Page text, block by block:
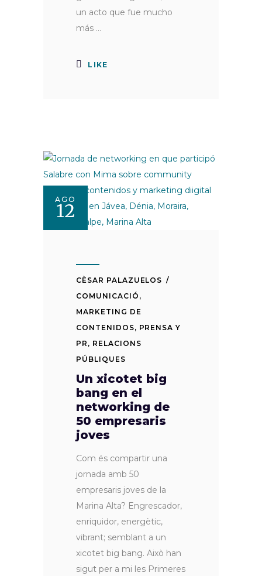
un acto que fue mucho
más
LIKE
AGO
12
CÈSAR PALAZUELOS
COMUNICACIÓ ,
MARKETING DE
CONTENIDOS, PRENSA Y
PR , RELACIONS
PÚBLIQUES
Un xicotet big
bang en el
networking de
50 empresaris
joves
Com és compartir una
jornada amb 50
empresaris joves de la
Marina Alta? Engrescador,
enriquidor, energètic,
vibrant; semblant a un
xicotet big bang. Això han
sigut per a mi les Primeres